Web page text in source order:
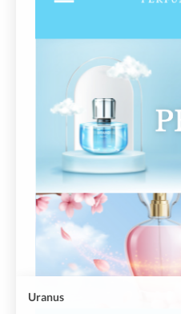
Uranus